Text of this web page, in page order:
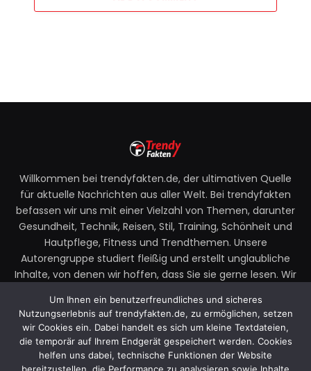
Willkommen bei trendyfakten.de, der ultimativen Quelle
für aktuelle Nachrichten aus aller Welt. Bei trendyfakten
befassen wir uns mit einer Vielzahl von Themen, darunter
Gesundheit, Technik, Reisen, Stil, Training, Schönheit und
Hautpflege, Fitness und Trendthemen. Unsere
Autorengruppe studiert fleißig und erstellt unglaubliche
Inhalte, von denen wir hoffen, dass Sie sie gerne lesen. Wir
Zögern Sie also nicht, uns Ihre Gedanken zu unseren
Beiträgen mitzuteilen.
Email:faktentrendy@gmail.com
Um Ihnen ein benutzerfreundliches und sicheres
Nutzungserlebnis auf trendyfakten.de, zu ermöglichen, setzen
wir Cookies ein. Dabei handelt es sich um kleine Textdateien,
die temporär auf Ihrem Endgerät gespeichert werden. Cookies
helfen uns dabei, technische Funktionen der Website